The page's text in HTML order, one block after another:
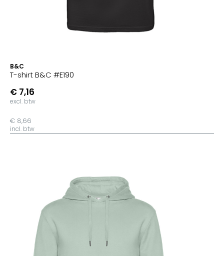
B&C
T-shirt B&C #E190
€ 7,16
excl. btw
€ 8,66
incl. btw